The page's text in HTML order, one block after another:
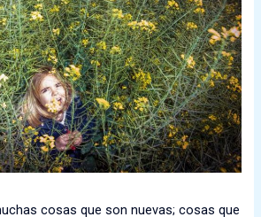
cosas que son nuevas; cosas que